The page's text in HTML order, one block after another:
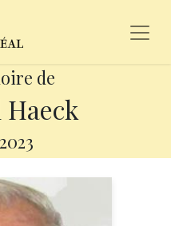
de
2023